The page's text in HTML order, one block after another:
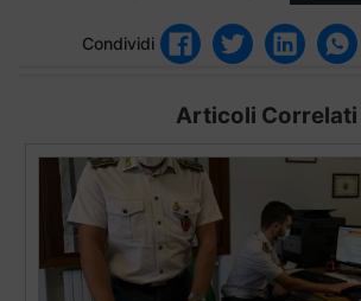
Condividi
Articoli Correlati